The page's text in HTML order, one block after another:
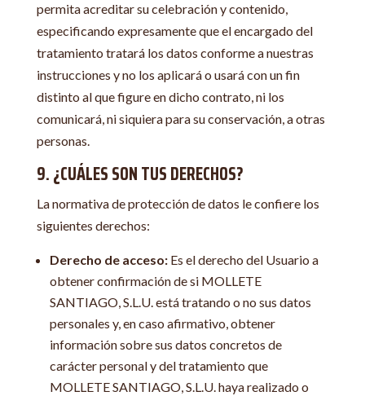
permita acreditar su celebración y contenido,
especificando expresamente que el encargado del
tratamiento tratará los datos conforme a nuestras
instrucciones y no los aplicará o usará con un fin
distinto al que figure en dicho contrato, ni los
comunicará, ni siquiera para su conservación, a otras
personas.
9. ¿CUÁLES SON TUS DERECHOS?
La normativa de protección de datos le confiere los
siguientes derechos:
Derecho de acceso:Es el derecho del Usuario a
obtener confirmación de si MOLLETE
SANTIAGO, S.L.U. está tratando o no sus datos
personales y, en caso afirmativo, obtener
información sobre sus datos concretos de
carácter personal y del tratamiento que
MOLLETE SANTIAGO, S.L.U. haya realizado o